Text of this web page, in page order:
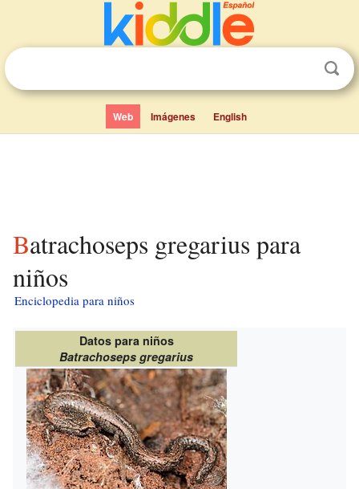
Web Imágenes English
Batrachoseps gregarius para
niños
Enciclopedia para niños
Datos para niños
Batrachoseps gregarius